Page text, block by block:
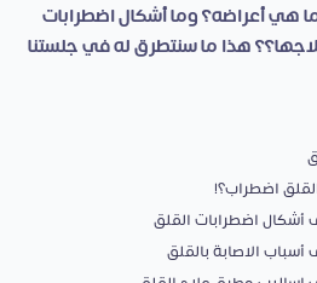
هي أعراضه؟ وما أشكال اضطرابات
هذا ما سنتطرق له في جلستنا
اضطراب؟!
أشكال اضطرابات القلق
الاصابة بالقلق